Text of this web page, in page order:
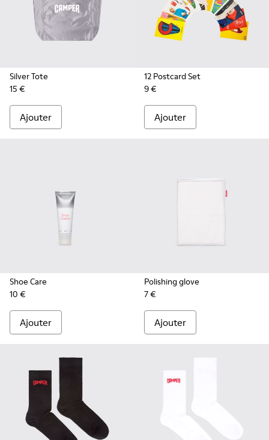
Silver Tote
15 €
Ajouter
12 Postcard Set
9 €
Ajouter
Shoe Care
10 €
Ajouter
Polishing glove
7 €
Ajouter